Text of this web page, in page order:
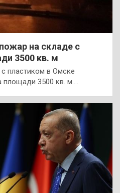
на складе с
3500 кв. м
пластиком в Омске
площади 3500 кв. м.…